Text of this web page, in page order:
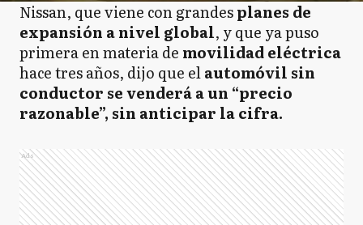
Nissan, que viene con grandesplanes de
expansión a nivel global, y que ya puso
primera en materia de movilidad eléctrica
hace tres años, dijo que elautomóvil sin
conductor se venderá a un “precio
razonable”, sin anticipar la cifra.
Ads